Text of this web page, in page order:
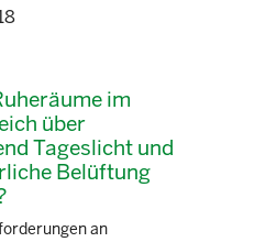
im
über
Tageslicht und
Belüftung
an